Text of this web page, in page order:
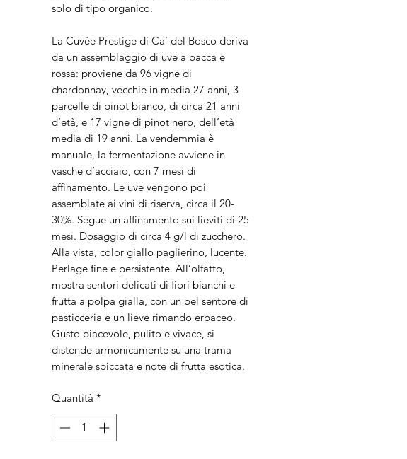
solo di tipo organico.
La Cuvée Prestige di Ca’ del Bosco deriva
da un assemblaggio di uve a bacca e
rossa: proviene da 96 vigne di
chardonnay, vecchie in media 27 anni, 3
parcelle di pinot bianco, di circa 21 anni
d’età, e 17 vigne di pinot nero, dell’età
media di 19 anni. La vendemmia è
manuale, la fermentazione avviene in
vasche d’acciaio, con 7 mesi di
affinamento. Le uve vengono poi
assemblate ai vini di riserva, circa il 20-
30%. Segue un affinamento sui lieviti di 25
mesi. Dosaggio di circa 4 g/l di zucchero.
Alla vista, color giallo paglierino, lucente.
Perlage fine e persistente. All’olfatto,
mostra sentori delicati di fiori bianchi e
frutta a polpa gialla, con un bel sentore di
pasticceria e un lieve rimando erbaceo.
Gusto piacevole, pulito e vivace, si
distende armonicamente su una trama
minerale spiccata e note di frutta esotica.
Quantità *